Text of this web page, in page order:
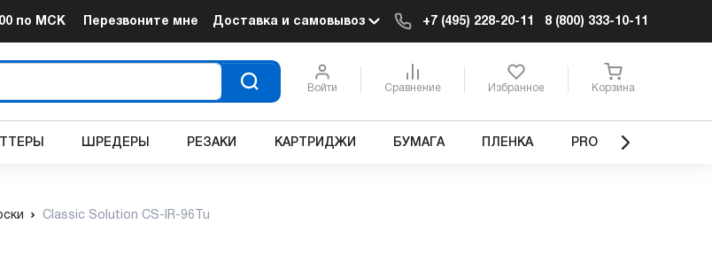
по МСК Перезвоните мне Доставка и самовывоз +7 (495) 228-20-11 8 (800) 333-10-11
Войти Сравнение Избранное Корзина
ШРЕДЕРЫ РЕЗАКИ КАРТРИДЖИ БУМАГА ПЛЕНКА PRO
Classic Solution CS-IR-96Tu